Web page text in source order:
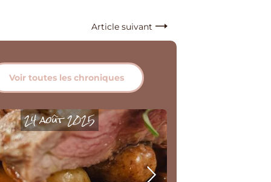
Article suivant
Voir toutes les chroniques
24 août 2025